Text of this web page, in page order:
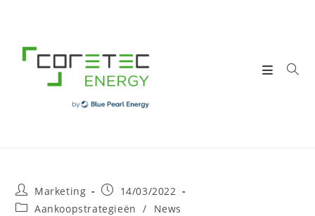
content
Post
author:
Marketing
Post
published:
14/03/2022
PostAankoopstrategieën / News